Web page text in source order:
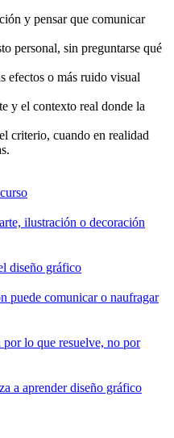
y pensar que comunicar
personal, sin preguntarse qué
efectos o más ruido visual
y el contexto real donde la
criterio, cuando en realidad
ilustración o decoración
diseño gráfico
puede comunicar o naufragar
lo que resuelve, no por
a aprender diseño gráfico